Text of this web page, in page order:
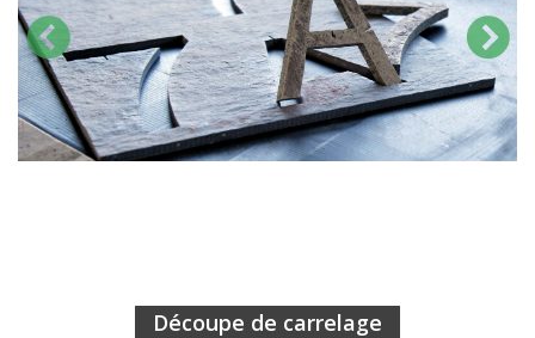
Découpe de carrelage